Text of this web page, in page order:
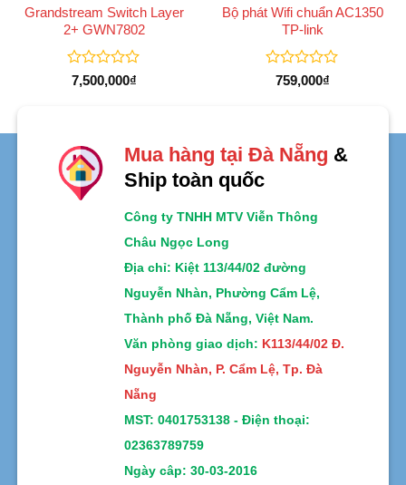
Grandstream Switch Layer
2+ GWN7802
Được
sao
7,500,000₫
Bộ phát Wifi chuẩn AC1350
TP-link
Được
sao
759,000₫
Mua hàng tại Đà Nẵng &
Ship toàn quốc
Công ty TNHH MTV Viễn Thông
Châu Ngọc Long
Địa chỉ: Kiệt 113/44/02 đường
Nguyễn Nhàn, Phường Cẩm Lệ,
Thành phố Đà Nẵng, Việt Nam.
Văn phòng giao dịch: K113/44/02 Đ.
Nguyễn Nhàn, P. Cẩm Lệ, Tp. Đà
Nẵng
MST: 0401753138 - Điện thoại:
02363789759
Ngày câp: 30-03-2016